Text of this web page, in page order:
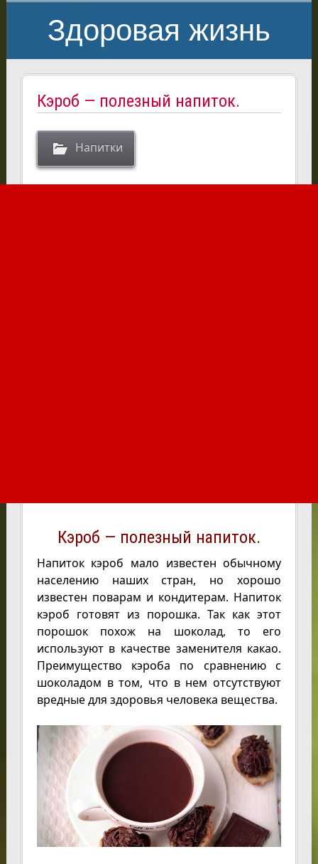
Здоровая жизнь
Кэроб — полезный напиток.
Напитки
Кэроб — полезный напиток.
Напиток кэроб мало известен обычному
населению наших стран, но хорошо
известен поварам и кондитерам. Напиток
кэроб готовят из порошка. Так как этот
порошок похож на шоколад, то его
используют в качестве заменителя какао.
Преимущество кэроба по сравнению с
шоколадом в том, что в нем отсутствуют
вредные для здоровья человека вещества.